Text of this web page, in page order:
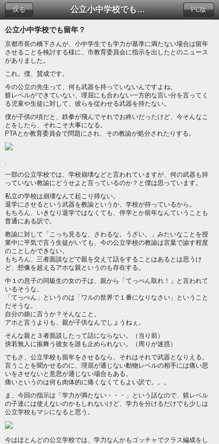
公立小中学校でも留年？
戻る PC版
公立小中学校でも留年？
京都市長の橋下さんが、小中学生でも学力が基準に満たない場合は留年
させることを検討する様に、市教育委員会に指示を出したとのニュース
がありました。
これ。僕、賛成です。
今の公立の先生って、何も武器を持っていないんですよね。
躾レベルができていない、理屈にも合わない一方的な言い分を言ってく
る児童や生徒に対して、彼らを従わせる武器を持たない。
僕が子供の頃だと、鉄拳が飛んでそれでお終いだったけど、今そんなこ
とをしたら、それこそ大事になる。
PTAとか教育委員会で問題にされ、その教諭が処分されたりする。
.
一部の公立学校では、学校崩壊などと言われていますが、何の武器も持
っていない教諭にどうせよと言っているのか？と僕は思っています。
私立の学校は崩壊なんて起こり得ない。
退学にさせるという武器を教諭というか、学校が持っているから。
もちろん、いきなり退学ではなくても、停学とか留年なんていうことも
普通にある訳で。
教諭に対して「こっち見るな、さわるな。うざい。」みたいなことを授
業中に平気で言う生徒がいても、今の公立学校の教諭は言葉で諭す程度
のことしかできない。
もちろん、三者面談などで親を交えて話をすることはあるとは思うけ
ど、想像を超えるアホな親というのも存在する。
中１の息子の同級生の女の子は、親から「てっぺん取れ！」と言われて
いるそうな。
「てっぺん」というのは「ワルの世界で１番になりなさい」ということ
だそうな。
自分の娘に言うか？そんなこと。
アホと言うよりも、親が子供なんでしょうねぇ。
そんな親と３者面談したって話にならない。（当り前）
傍若無人に振舞う彼女を誰も止められない。（周りが迷惑）
でもさ、公立学校も留年をさせるなら、それはそれで武器となりえる。
言うことを聞かせるのに、理屈が通じない動物レベルの相手には痛い思
いをさせないと意思が通じない場合もある。
痛いというのは何も肉体的に痛くなくてもよい訳で。。。
ま、今回の指示は「学力が満たない・・・」という話なので、躾レベル
の子達には使えないのかもしれないけど、学力を分けるだけでも少しは
公立学校もマシになると思う。
今はほとんどの公立学校では、学力なんかもゴッチャでクラス編成をし